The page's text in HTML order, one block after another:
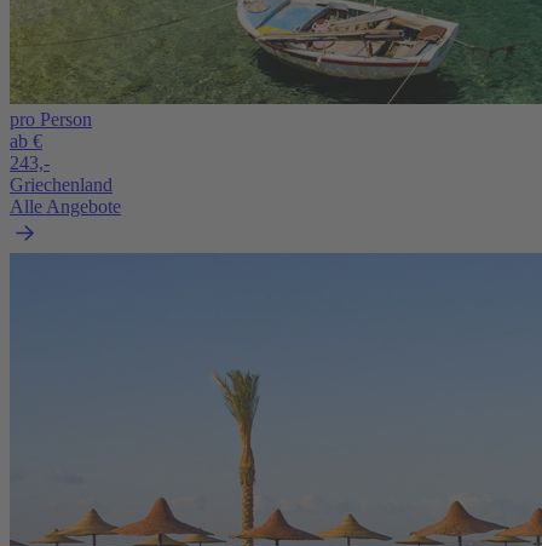
pro Person
ab €
243,-
Griechenland
Alle Angebote